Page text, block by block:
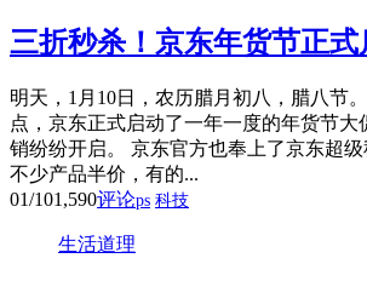
三折秒杀！京东年货节正式
明天，1月10日，农历腊月初八，腊八节
点，京东正式启动了一年一度的年货节大
销纷纷开启。 京东官方也奉上了京东超级
不少产品半价，有的...
01/101,590评论ps 科技
生活道理